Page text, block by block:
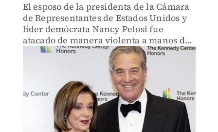
El esposo de la presidenta de la Cámara
de Representantes de Estados Unidos y
líder demócrata Nancy Pelosi fue
atacado de manera violenta a manos de
un hombre que irrumpió en la
residencia de ambos en San Francisco,
por lo que se encuentra hospitaliz